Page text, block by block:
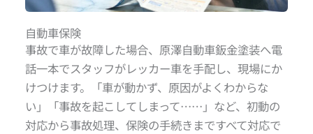
自動車保険
事故で車が故障した場合、原澤自動車鈑金塗装へ電
話一本でスタッフがレッカー車を手配し、現場にか
けつけます。「車が動かず、原因がよくわからな
い」「事故を起こしてしまって……」など、初動の
対応から事故処理、保険の手続きまですべて対応で